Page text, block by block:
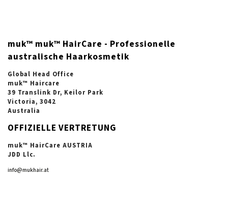
muk™ muk™ HairCare - Professionelle
australische Haarkosmetik
Global Head Office
muk™ Haircare
39 Translink Dr, Keilor Park
Victoria, 3042
Australia
OFFIZIELLE VERTRETUNG
muk™ HairCare AUSTRIA
JDD Llc.
info@mukhair.at